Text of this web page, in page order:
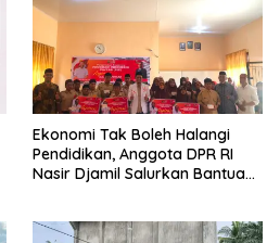
Ekonomi Tak Boleh Halangi
Pendidikan, Anggota DPR RI
Nasir Djamil Salurkan Bantuan